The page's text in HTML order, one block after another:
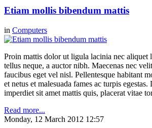
Etiam mollis bibendum mattis
in Computers
Proin mattis dolor ut ligula lacinia nec aliquet
tellus neque, a auctor nibh. Maecenas nec
faucibus eget vel nisl. Pellentesque habitant
et netus et malesuada fames ac turpis
imperdiet sit amet mattis quis, placerat vitae
Read more...
Monday, 12 March 2012 12:57